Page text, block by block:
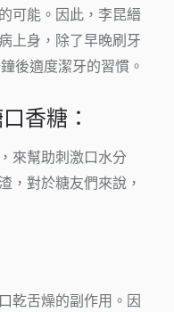
可能。因此，李昆縉
上身，除了早晚刷牙
後適度潔牙的習慣。
香糖：
來幫助刺激口水分
，對於糖友們來說，
乾舌燥的副作用。因